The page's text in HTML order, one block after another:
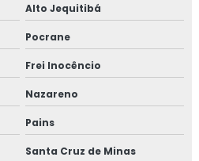
Alto Jequitibá
Pocrane
Frei Inocêncio
Nazareno
Pains
Santa Cruz de Minas